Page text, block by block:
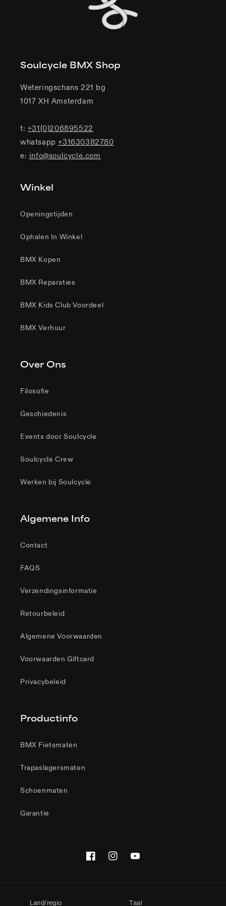
Soulcycle BMX Shop
Weteringschans 221 bg
1017 XH Amsterdam
t: +31(0)206895522
whatsapp+31630382780
e: info@soulcycle.com
Winkel
Openingstijden
Ophalen In Winkel
BMX Kopen
BMX Reparaties
BMX Kids Club Voordeel
BMX Verhuur
Over Ons
Filosofie
Geschiedenis
Events door Soulcycle
Soulcycle Crew
Werken bij Soulcycle
Algemene Info
Contact
FAQS
Verzendingsinformatie
Retourbeleid
Algemene Voorwaarden
Voorwaarden Giftcard
Privacybeleid
Productinfo
BMX Fietsmaten
Trapaslagersmaten
Schoenmaten
Garantie
FacebookInstagramYouTube
Land/regio Taal